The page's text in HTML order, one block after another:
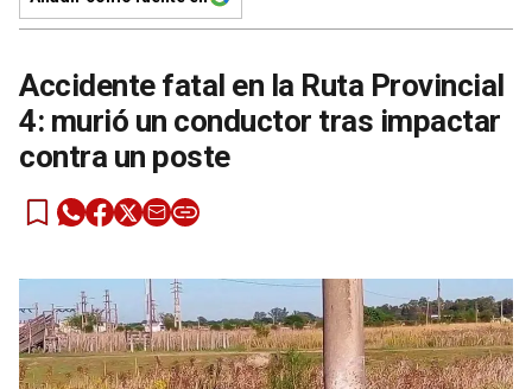
Accidente fatal en la Ruta Provincial
4: murió un conductor tras impactar
contra un poste